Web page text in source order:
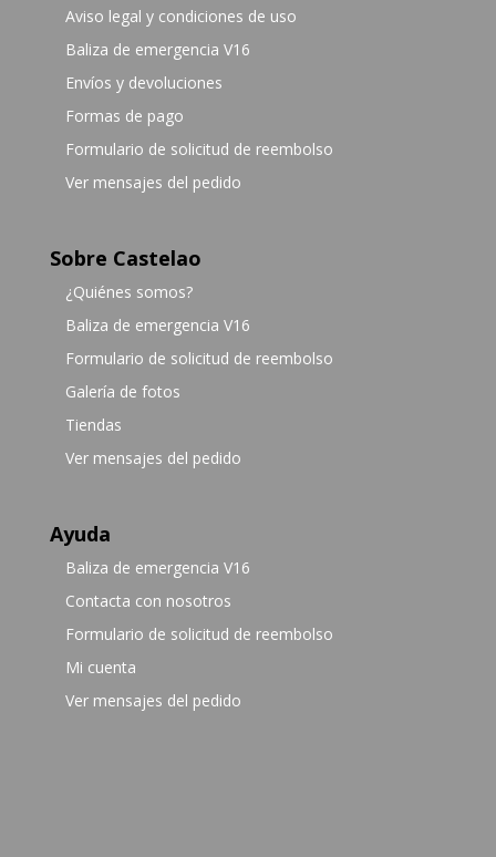
Aviso legal y condiciones de uso
Baliza de emergencia V16
Envíos y devoluciones
Formas de pago
Formulario de solicitud de reembolso
Ver mensajes del pedido
Sobre Castelao
¿Quiénes somos?
Baliza de emergencia V16
Formulario de solicitud de reembolso
Galería de fotos
Tiendas
Ver mensajes del pedido
Ayuda
Baliza de emergencia V16
Contacta con nosotros
Formulario de solicitud de reembolso
Mi cuenta
Ver mensajes del pedido